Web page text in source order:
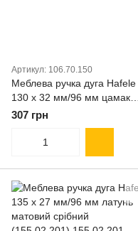
Артикул: 106.70.150
Меблева ручка дуга Hafele
130 х 32 мм/96 мм цамак
матовий нікель (106.70.150)
307 грн